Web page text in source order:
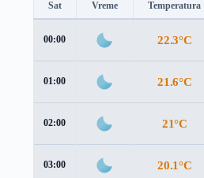
Sat Vreme Temperatura
00:00 22.3°C
01:00 21.6°C
02:00 21°C
03:00 20.1°C